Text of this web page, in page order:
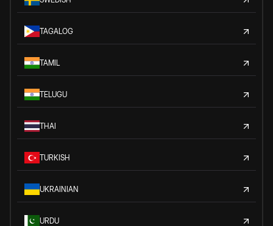
TAGALOG
TAMIL
TELUGU
THAI
TURKISH
UKRAINIAN
URDU